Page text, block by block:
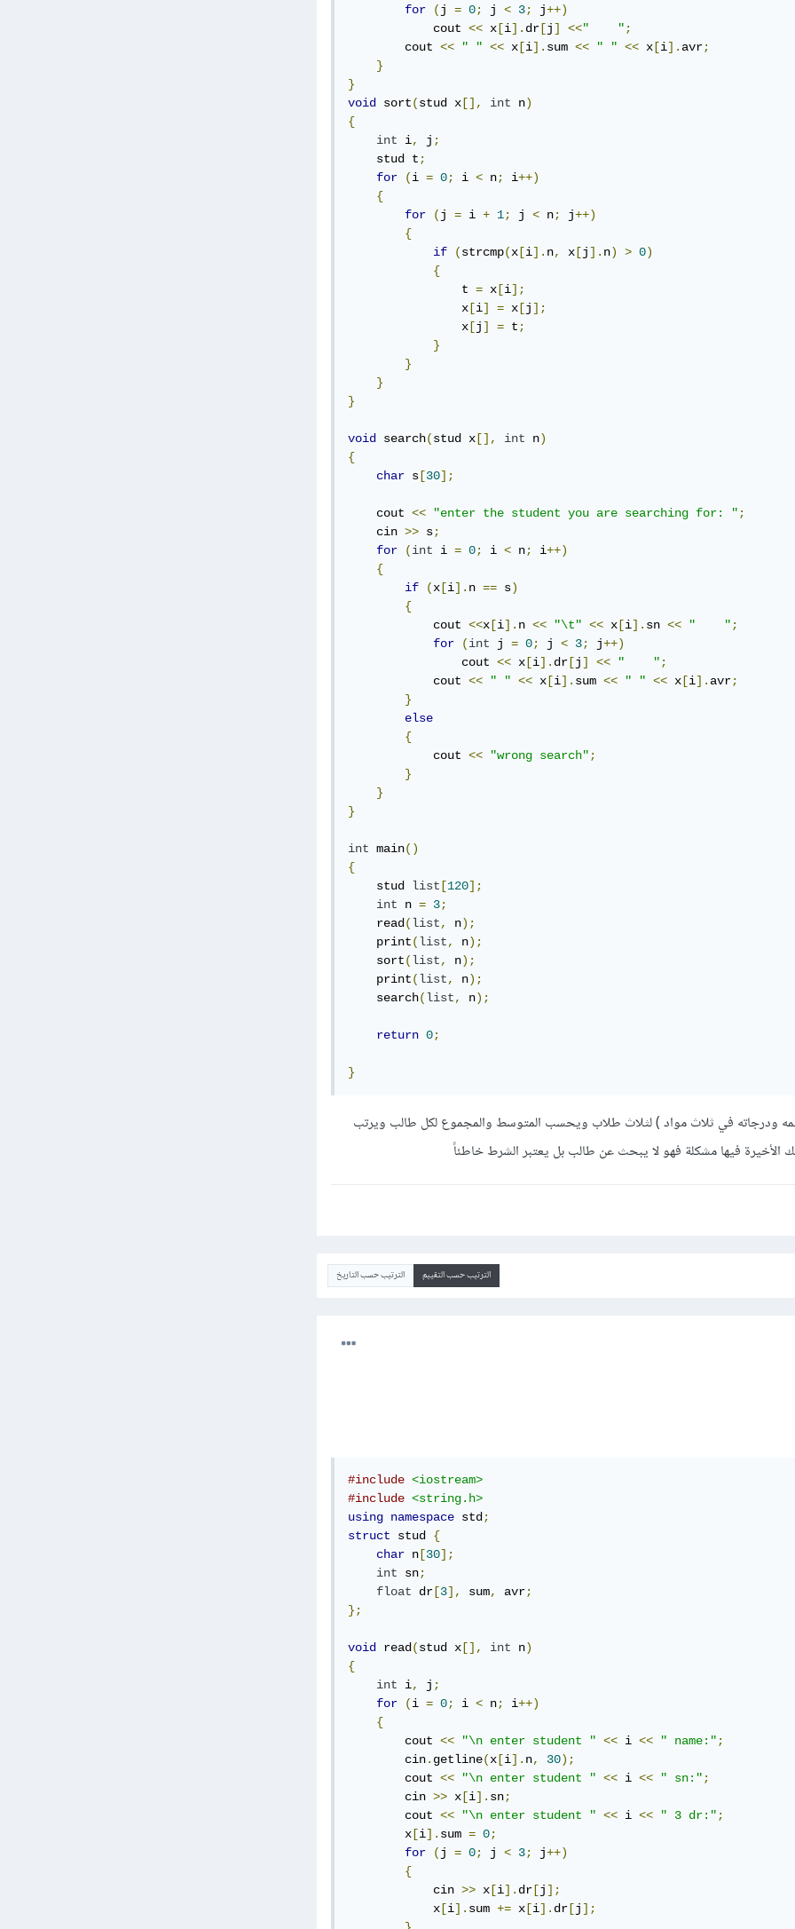
for
(j = 0; j < 3; j++)
cout << x [i]. dr [j] <<"    " ;
cout << " " << x [i]. sum << " " << x [i]. avr;
}
}
void
sort(stud x [], int n)
{
int i, j ;
stud t ;
for
(i = 0; i < n; i++)
{
for
(j = i + 1; j < n; j++)
{
if
(strcmp(x [i]. n, x [j]. n) > 0)
{
t = x [i];
x [i] = x [j];
x [j] = t ;
}
}
}
}
void search(stud x [], int n)
{
char s [30];
cout << "enter the student you are searching for: " ;
cin >> s;
for
(int i = 0; i < n; i++)
{
if
(x [i]. n == s)
{
cout <<x [i]. n << "\t" << x [i]. sn << "    " ;
for
(int j = 0; j < 3; j++)
cout << x [i]. dr [j] << "    " ;
cout << " " << x [i]. sum << " " << x [i]. avr;
}
else
{
cout << "wrong search" ;
}
}
}
int main()
{
stud list [120];
int n = 3;
read (list, n);
print(list, n);
sort(list, n);
print(list, n);
search(list, n);
return 0;
}
ودرجاته في ثلاث مواد ) لثلاث طلاب ويحسب المتوسط والمجموع لكل طالب ويرتب
فيها مشكلة فهو لا يبحث عن طالب بل يعتبر الشرط خاطئاً
الترتيب حسب التقييم الترتيب حسب التاريخ
#include <iostream>
#include <string.h>
using namespace std ;
struct stud {
char n [30];
int sn;
float dr [3], sum, avr;
};
void read (stud x [], int n)
{
int i, j ;
for
(i = 0; i < n; i++)
{
        cout
<< "\n enter student " << i << " name:" ;
        cin
. getline(x [i]. n, 30);
        cout
<< "\n enter student " << i << " sn:" ;
        cin
>> x [i]. sn;
        cout
<< "\n enter student " << i << " 3 dr:" ;
        x
[i]. sum = 0;
for
(j = 0; j < 3; j++)
{
            cin
>> x [i]. dr [j];
            x
[i]. sum += x [i]. dr [j];